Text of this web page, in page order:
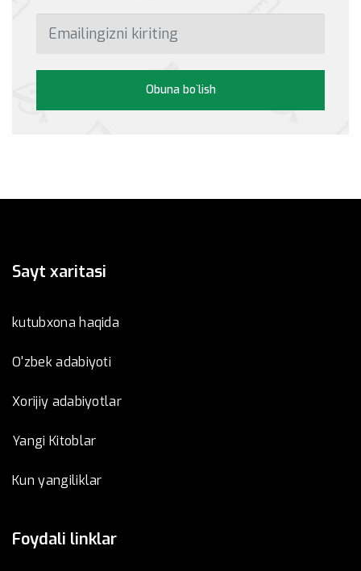
Obuna bo`lish
Sayt xaritasi
kutubxona haqida
O'zbek adabiyoti
Xorijiy adabiyotlar
Yangi Kitoblar
Kun yangiliklar
Foydali linklar